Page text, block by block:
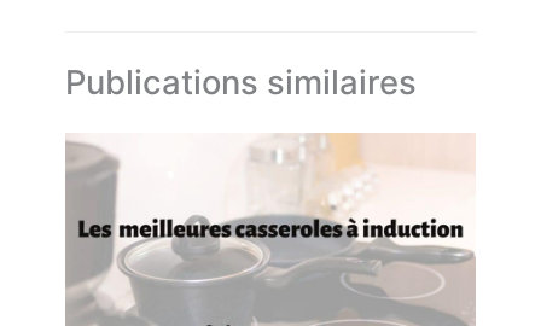
Publications similaires